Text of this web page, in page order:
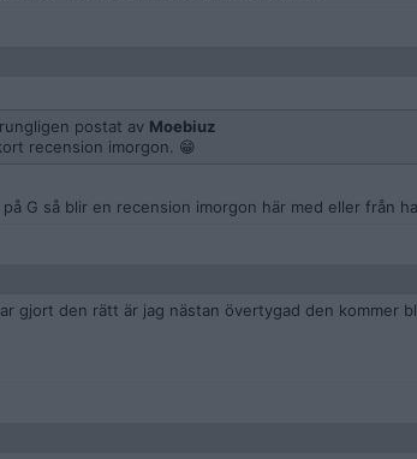
postat av Moebiuz
recension imorgon. 😁
på G så blir en recension imorgon här med eller från
gjort den rätt är jag nästan övertygad den kommer